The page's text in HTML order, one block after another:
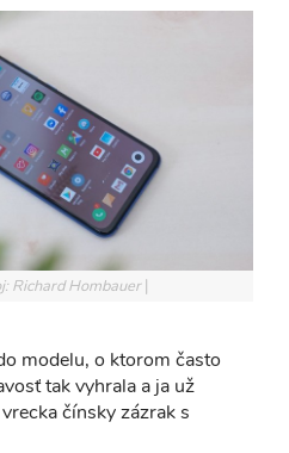
Richard Hombauer
modelu, o ktorom často
tak vyhrala a ja už
čínsky zázrak s